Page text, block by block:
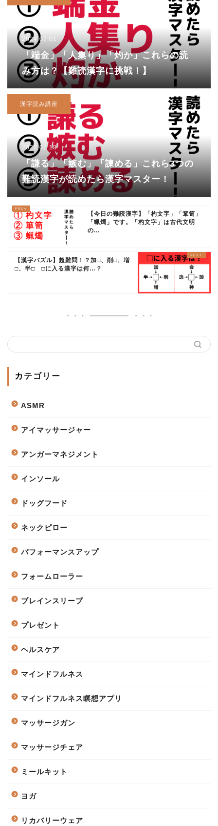
2024.07.01
「端金」「人集り」「灼か」これらの読
み方は？【難読漢字に挑戦！】
漢字読み講座
2022.07.18
「謙る」「嫉む」「諫める」これら3つの
難読漢字が読めたら漢字マスター！
【今日の難読漢字】「杓文字」「箪笥」
「蝋燭」です。「杓文字」は古代文明
の...
【漢字パズル】超難問！？加□、削□、増
□、半□ □に入る漢字は何…？
カテゴリー
ASMR
アイマッサージャー
アンガーマネジメント
インソール
ドッグフード
ネックピロー
パフォーマンスアップ
フォームローラー
ブレインスリープ
プレゼント
ヘルスケア
マインドフルネス
マインドフルネス瞑想アプリ
マッサージガン
マッサージチェア
ミールキット
ヨガ
リカバリーウェア